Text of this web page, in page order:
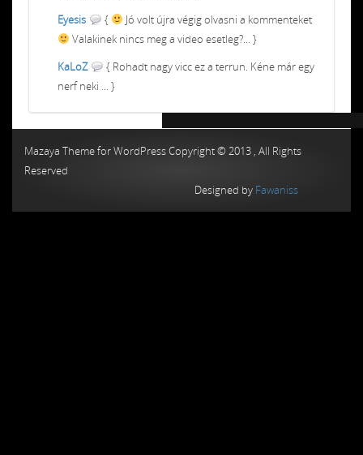
Eyesis
{
Jó volt újra végig olvasni a kommenteket
Valakinek nincs meg a video esetleg?... }
KaLoZ
{ Rohadt nagy vicc ez a terrun. Kéne már egy
nerf neki ... }
Mazaya Theme for WordPress Copyright © 2013 , All Rights
Reserved
Designed by Fawaniss